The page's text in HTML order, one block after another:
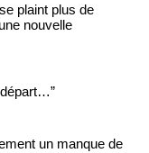
plaint plus de
nouvelle
un manque de